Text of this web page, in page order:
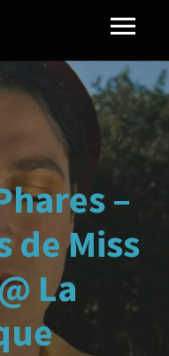
–
de Miss
La